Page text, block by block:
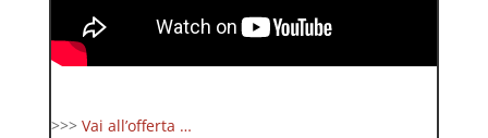
>>> Vai all’offerta …